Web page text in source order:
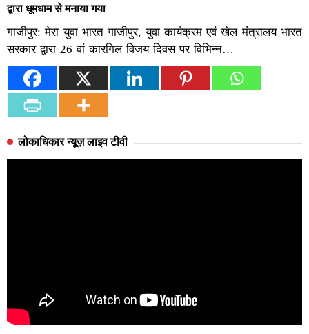
द्वारा धूमधाम से मनाया गया
गाजीपुर: मेरा युवा भारत गाजीपुर, युवा कार्यक्रम एवं खेल मंत्रालय भारत
सरकार द्वारा 26 वां कारगिल विजय दिवस पर विभिन्न…
लोकाधिकार न्यूज़ लाइव टीवी